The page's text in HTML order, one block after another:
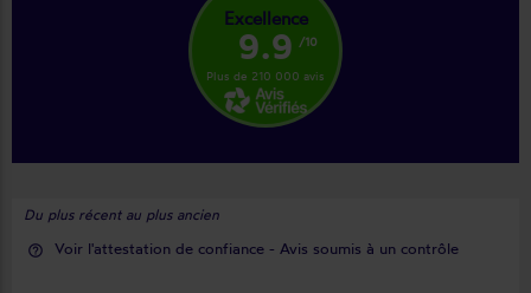
Excellence
9.9 /10
Plus de 210 000 avis
Du plus récent au plus ancien
help_outline Voir l'attestation de confiance - Avis soumis à un contrôle